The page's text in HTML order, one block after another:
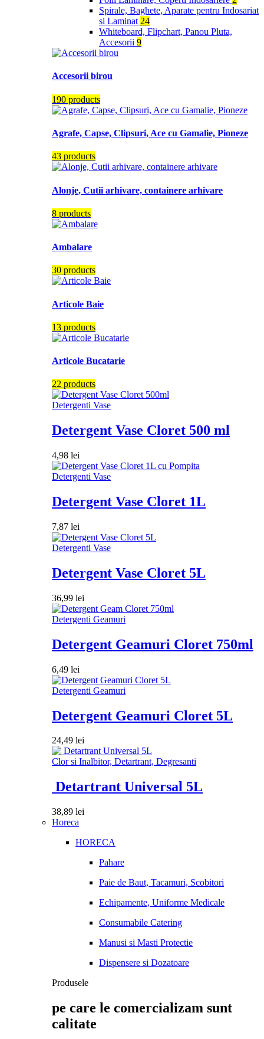
Spirale, Baghete, Aparate pentru Indosariat
si Laminat 24
Whiteboard, Flipchart, Panou Pluta,
Accesorii 9
Accesorii birou
190 products
Agrafe, Capse, Clipsuri, Ace cu Gamalie, Pioneze
43 products
Alonje, Cutii arhivare, containere arhivare
8 products
Ambalare
30 products
Articole Baie
13 products
Articole Bucatarie
22 products
Detergenti Vase
Detergent Vase Cloret 500 ml
4,98 lei
Detergenti Vase
Detergent Vase Cloret 1L
7,87 lei
Detergenti Vase
Detergent Vase Cloret 5L
36,99 lei
Detergenti Geamuri
Detergent Geamuri Cloret 750ml
6,49 lei
Detergenti Geamuri
Detergent Geamuri Cloret 5L
24,49 lei
Clor si Inalbitor, Detartrant, Degresanti
Detartrant Universal 5L
38,89 lei
Horeca
HORECA
Pahare
Paie de Baut, Tacamuri, Scobitori
Echipamente, Uniforme Medicale
Consumabile Catering
Manusi si Masti Protectie
Dispensere si Dozatoare
Produsele
pe care le comercializam sunt
calitate